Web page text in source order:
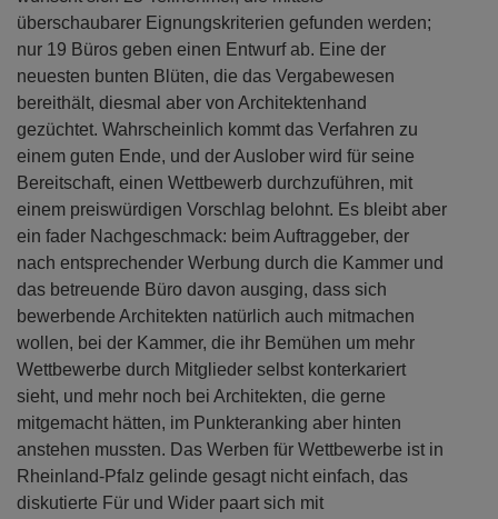
überschaubarer Eignungskriterien gefunden werden;
nur 19 Büros geben einen Entwurf ab. Eine der
neuesten bunten Blüten, die das Vergabewesen
bereithält, diesmal aber von Architektenhand
gezüchtet. Wahrscheinlich kommt das Verfahren zu
einem guten Ende, und der Auslober wird für seine
Bereitschaft, einen Wettbewerb durchzuführen, mit
einem preiswürdigen Vorschlag belohnt. Es bleibt aber
ein fader Nachgeschmack: beim Auftraggeber, der
nach entsprechender Werbung durch die Kammer und
das betreuende Büro davon ausging, dass sich
bewerbende Architekten natürlich auch mitmachen
wollen, bei der Kammer, die ihr Bemühen um mehr
Wettbewerbe durch Mitglieder selbst konterkariert
sieht, und mehr noch bei Architekten, die gerne
mitgemacht hätten, im Punkteranking aber hinten
anstehen mussten. Das Werben für Wettbewerbe ist in
Rheinland-Pfalz gelinde gesagt nicht einfach, das
diskutierte Für und Wider paart sich mit